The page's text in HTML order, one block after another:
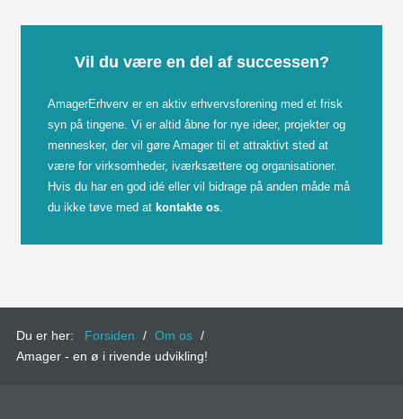
Vil du være en del af successen?
AmagerErhverv er en aktiv erhvervsforening med et frisk
syn på tingene. Vi er altid åbne for nye ideer, projekter og
mennesker, der vil gøre Amager til et attraktivt sted at
være for virksomheder, iværksættere og organisationer.
Hvis du har en god idé eller vil bidrage på anden måde må
du ikke tøve med at kontakte os.
Du er her: Forsiden / Om os /
Amager - en ø i rivende udvikling!